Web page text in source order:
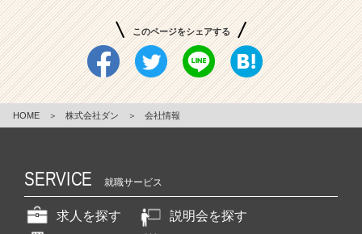
このページをシェアする
HOME ＞ 株式会社ダン ＞ 会社情報
SERVICE 就職サービス
求人を探す
説明会を探す